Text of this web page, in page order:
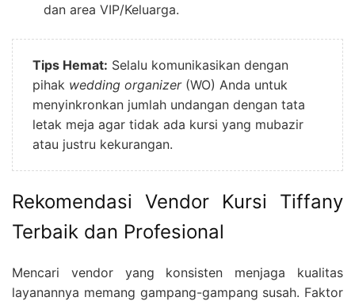
dan area VIP/Keluarga.
Tips Hemat: Selalu komunikasikan dengan
pihak wedding organizer(WO) Anda untuk
menyinkronkan jumlah undangan dengan tata
letak meja agar tidak ada kursi yang mubazir
atau justru kekurangan.
Rekomendasi Vendor Kursi Tiffany
Terbaik dan Profesional
Mencari vendor yang konsisten menjaga kualitas
layanannya memang gampang-gampang susah. Faktor